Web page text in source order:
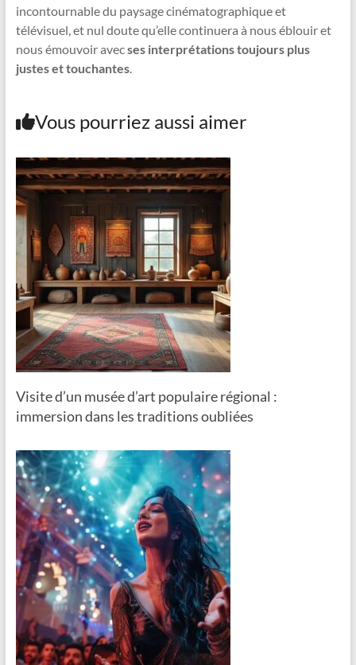
incontournable du paysage cinématographique et
télévisuel, et nul doute qu’elle continuera à nous éblouir et
nous émouvoir avecses interprétations toujours plus
justes et touchantes.
Vous pourriez aussi aimer
Visite d’un musée d’art populaire régional :
immersion dans les traditions oubliées